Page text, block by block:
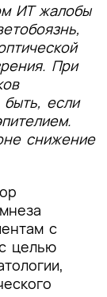
ИТ жалобы
При
если
снижение
с
целью